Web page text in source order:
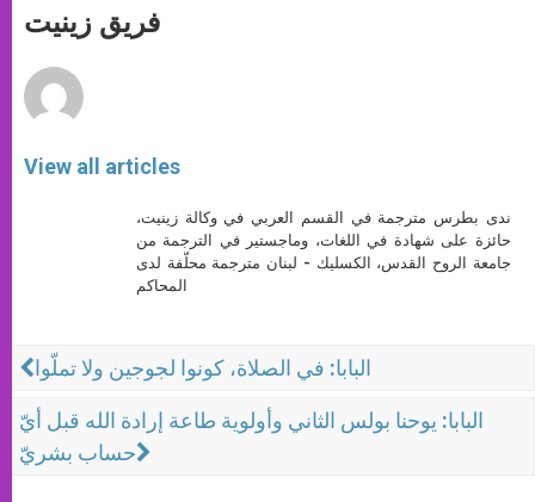
p
p
g
e
o
k
فريق زينيت
View all articles
ندى بطرس مترجمة في القسم العربي في وكالة زينيت،
حائزة على شهادة في اللغات، وماجستير في الترجمة من
جامعة الروح القدس، الكسليك - لبنان مترجمة محلّفة لدى
المحاكم
البابا: في الصلاة، كونوا لجوجين ولا تملّوا
البابا: يوحنا بولس الثاني وأولوية طاعة إرادة الله قبل أيّ
حساب بشريّ